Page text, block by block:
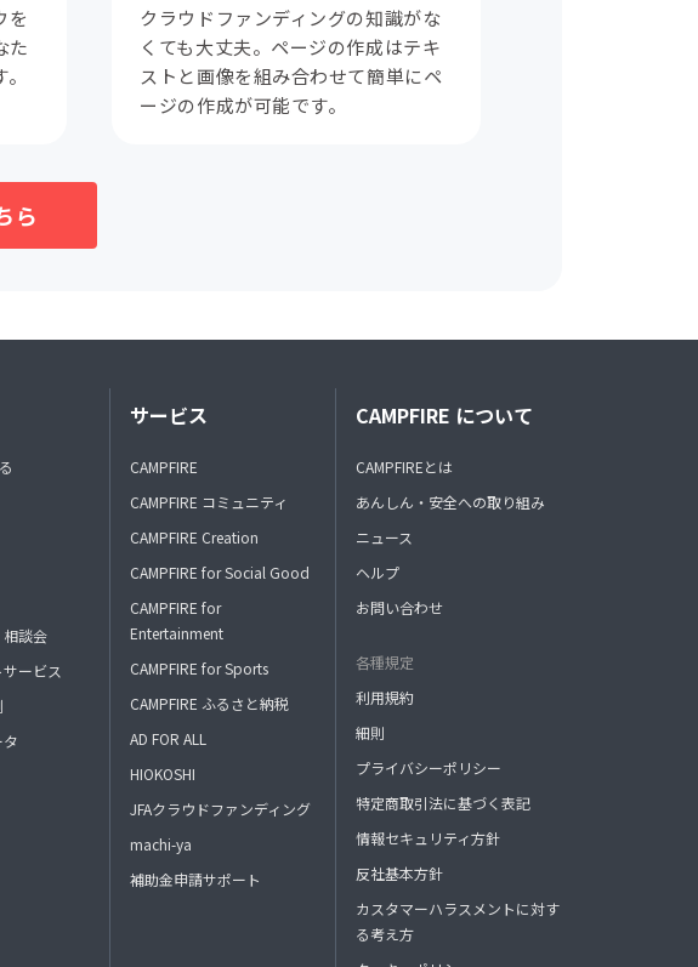
を
た
クラウドファンディングの知識がな
くても大丈夫。ページの作成はテキ
ストと画像を組み合わせて簡単にペ
ージの作成が可能です。
ら
談会
ービス
サービス
CAMPFIRE
CAMPFIRE コミュニティ
CAMPFIRE Creation
CAMPFIRE for Social Good
CAMPFIRE for
Entertainment
CAMPFIRE for Sports
CAMPFIRE ふるさと納税
AD FOR ALL
HIOKOSHI
JFAクラウドファンディング
machi-ya
補助金申請サポート
CAMPFIRE について
CAMPFIREとは
あんしん・安全への取り組み
ニュース
ヘルプ
お問い合わせ
各種規定
利用規約
細則
プライバシーポリシー
特定商取引法に基づく表記
情報セキュリティ方針
反社基本方針
カスタマーハラスメントに対す
る考え方